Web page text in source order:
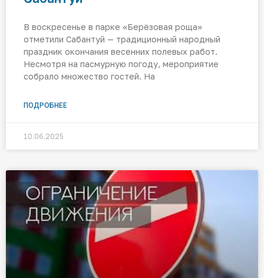
В воскресенье в парке «Берёзовая роща»
отметили Сабантуй — традиционный народный
праздник окончания весенних полевых работ.
Несмотря на пасмурную погоду, мероприятие
собрало множество гостей. На
ПОДРОБНЕЕ
10.06.2025